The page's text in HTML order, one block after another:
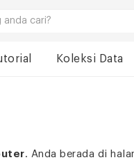
Koleksi Data
. Anda berada di